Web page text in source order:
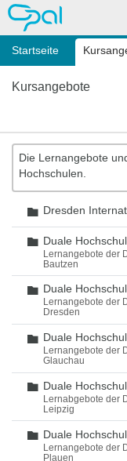
OPAL
Startseite
Kursangebote
Die Lernangebote
Hochschulen.
Ordner
Dresden
Ordner
Duale
Lernangebote der
Bautzen
Ordner
Duale
Lernangebote der
Dresden
Ordner
Duale
Lernangebote der
Glauchau
Ordner
Duale
Lernabgebote der
Leipzig
Ordner
Duale
Lernangebote der
Plauen